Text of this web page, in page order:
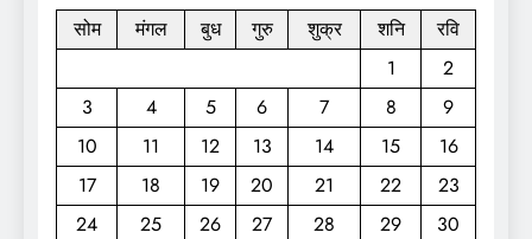
सोम
मंगल बुध गुरु शुक्र शनि
रवि
1
2
3
4 5 6 7 8
9
10
11 12 13 14 15
16
17
18 19 20 21 22
23
24
25 26 27 28 29
30